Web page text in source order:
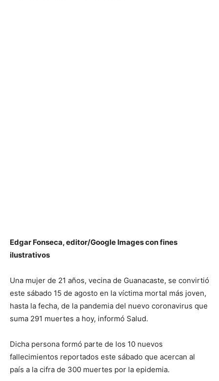
Edgar Fonseca, editor/Google Images con fines
ilustrativos
Una mujer de 21 años, vecina de Guanacaste, se convirtió
este sábado 15 de agosto en la víctima mortal más joven,
hasta la fecha, de la pandemia del nuevo coronavirus que
suma 291 muertes a hoy, informó Salud.
Dicha persona formó parte de los 10 nuevos
fallecimientos reportados este sábado que acercan al
país a la cifra de 300 muertes por la epidemia.